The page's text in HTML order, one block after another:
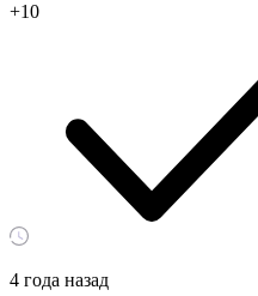
+10
4 года назад